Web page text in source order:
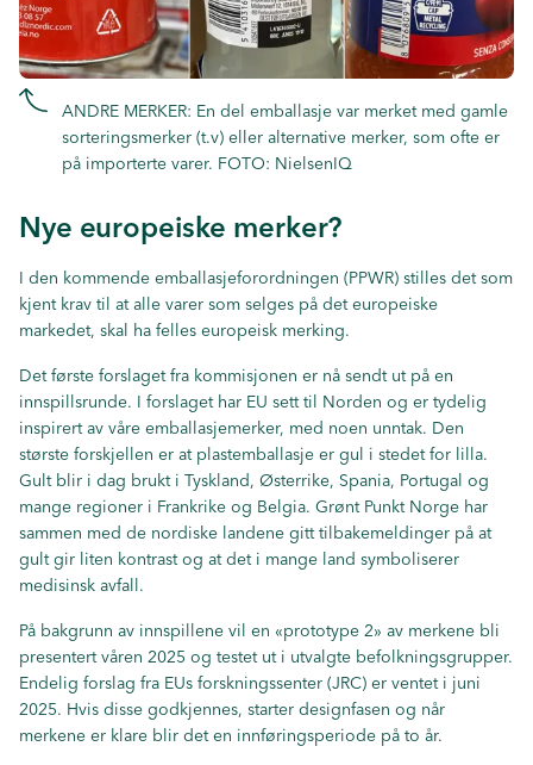
ANDRE MERKER: En del emballasje var merket med gamle
sorteringsmerker (t.v) eller alternative merker, som ofte er
på importerte varer. FOTO: NielsenIQ
Nye europeiske merker?
I den kommende emballasjeforordningen (PPWR) stilles det som
kjent krav til at alle varer som selges på det europeiske
markedet, skal ha felles europeisk merking.
Det første forslaget fra kommisjonen er nå sendt ut på en
innspillsrunde. I forslaget har EU sett til Norden og er tydelig
inspirert av våre emballasjemerker, med noen unntak. Den
største forskjellen er at plastemballasje er gul i stedet for lilla.
Gult blir i dag brukt i Tyskland, Østerrike, Spania, Portugal og
mange regioner i Frankrike og Belgia. Grønt Punkt Norge har
sammen med de nordiske landene gitt tilbakemeldinger på at
gult gir liten kontrast og at det i mange land symboliserer
medisinsk avfall.
På bakgrunn av innspillene vil en «prototype 2» av merkene bli
presentert våren 2025 og testet ut i utvalgte befolkningsgrupper.
Endelig forslag fra EUs forskningssenter (JRC) er ventet i juni
2025. Hvis disse godkjennes, starter designfasen og når
merkene er klare blir det en innføringsperiode på to år.